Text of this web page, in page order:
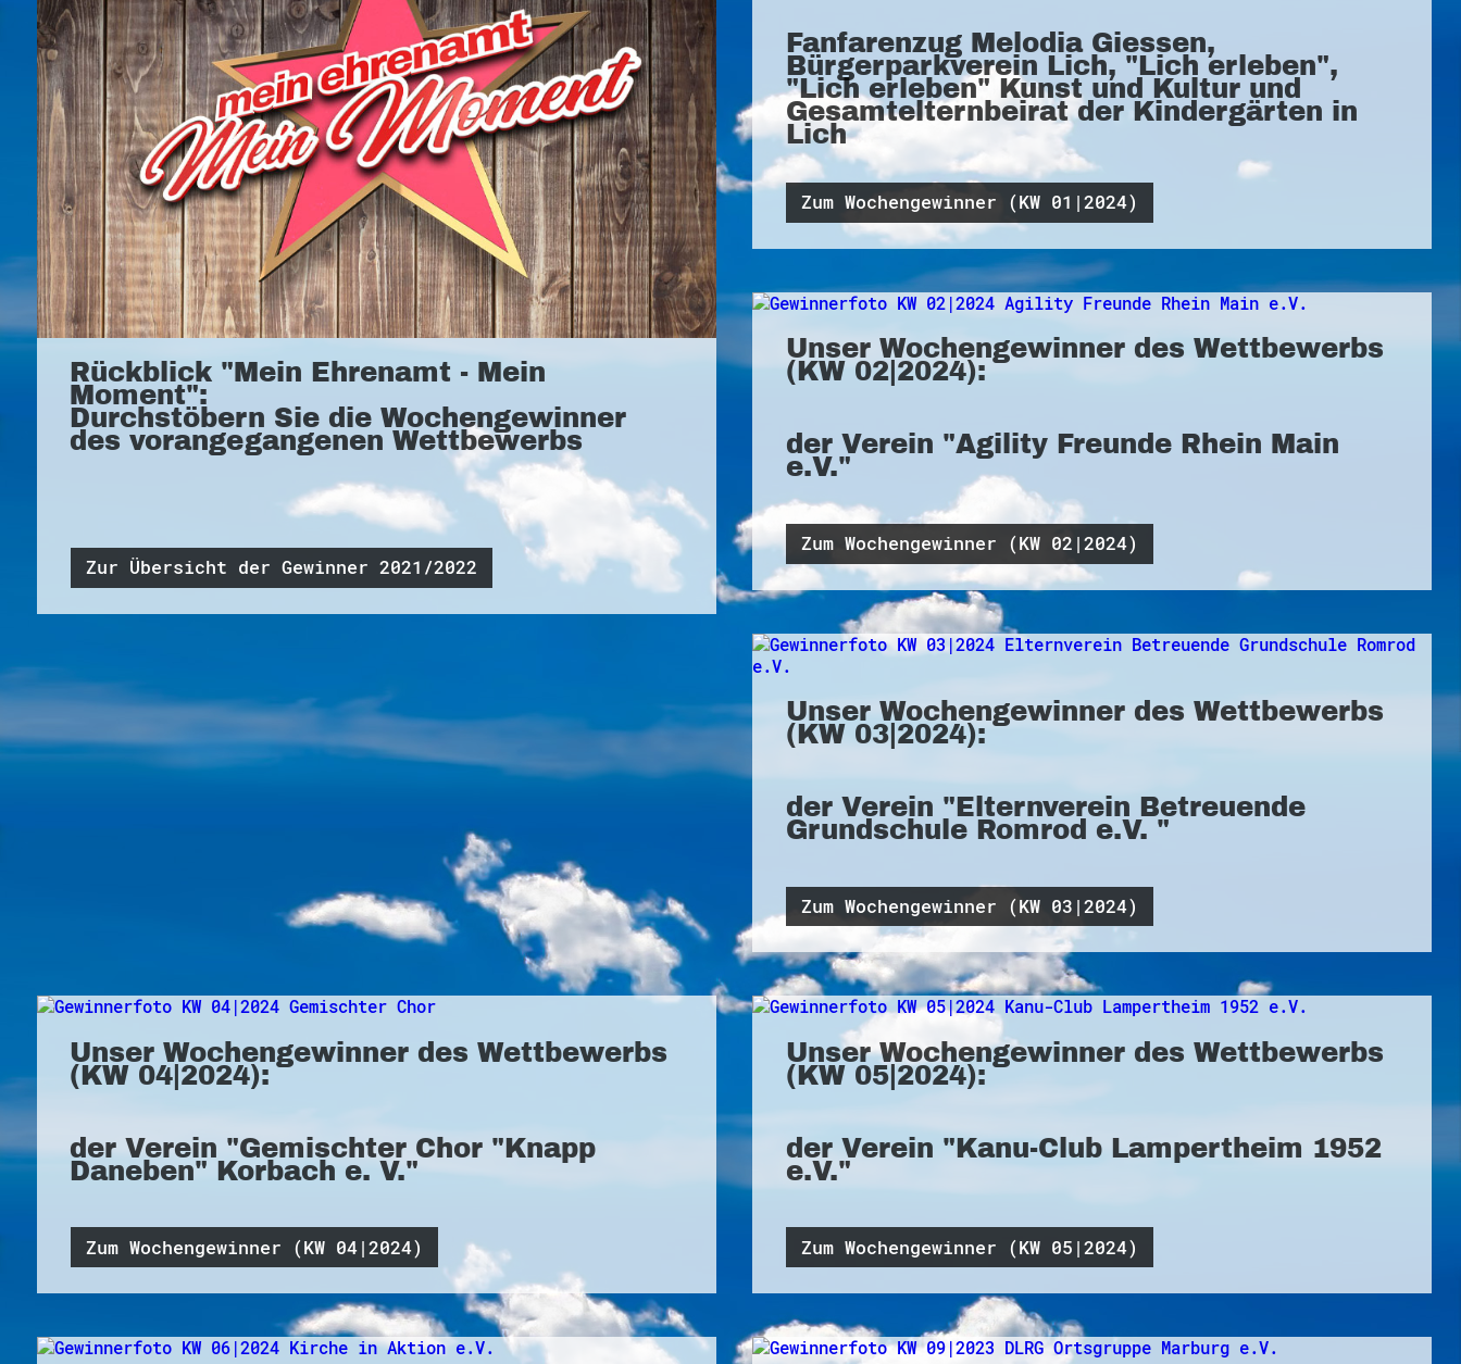
Rückblick "Mein Ehrenamt - Mein
Moment":
Durchstöbern Sie die Wochengewinner
des vorangegangenen Wettbewerbs
Zur Übersicht der Gewinner 2021/2022
Fanfarenzug Melodia Giessen,
Bürgerparkverein Lich, "Lich erleben",
"Lich erleben" Kunst und Kultur und
Gesamtelternbeirat der Kindergärten in
Lich
Zum Wochengewinner (KW 01|2024)
Unser Wochengewinner des Wettbewerbs
(KW 02|2024):
der Verein "Agility Freunde Rhein Main
e.V."
Zum Wochengewinner (KW 02|2024)
Unser Wochengewinner des Wettbewerbs
(KW 03|2024):
der Verein "Elternverein Betreuende
Grundschule Romrod e.V. "
Zum Wochengewinner (KW 03|2024)
Unser Wochengewinner des Wettbewerbs
(KW 04|2024):
der Verein "Gemischter Chor "Knapp
Daneben" Korbach e. V."
Zum Wochengewinner (KW 04|2024)
Unser Wochengewinner des Wettbewerbs
(KW 05|2024):
der Verein "Kanu-Club Lampertheim 1952
e.V."
Zum Wochengewinner (KW 05|2024)